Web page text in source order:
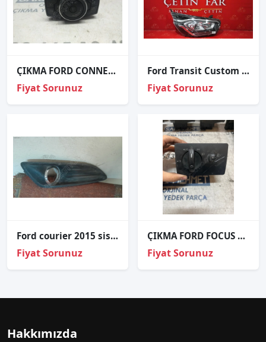
ÇIKMA FORD CONNECT FAR AYAR DÜĞMESİ
Fiyat Sorunuz
Ford Transi̇t Custom Ledli̇ Sağ Far Orj
Fiyat Sorunuz
Ford courier 2015 sis farı çerçevesi çıkma
Fiyat Sorunuz
ÇIKMA FORD FOCUS 2 4M5T 13A024 EA 4M5T13A024EA FAR ANAHTARI
Fiyat Sorunuz
Hakkımızda